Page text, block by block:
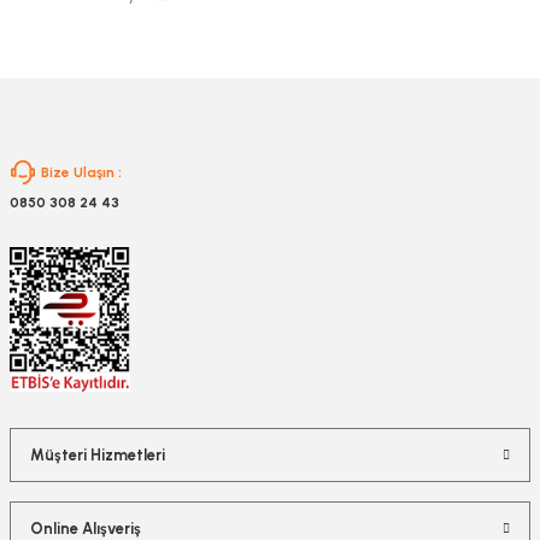
Bize Ulaşın :
0850 308 24 43
Müşteri Hizmetleri
Online Alışveriş